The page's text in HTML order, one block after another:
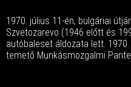
1970. július 11-én, bulgáriai
Szvetozarevo (1946 előtt és
autóbaleset áldozata lett.
temető Munkásmozgalmi